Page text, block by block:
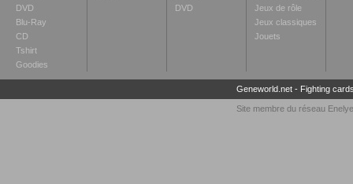
DVD
Blu-Ray
CD
Tshirt
Goodies
DVD
Jeux de rôle
Jeux classiques
Jouets
Geneworld.net- Fighting
Site membre du réseau Enelye